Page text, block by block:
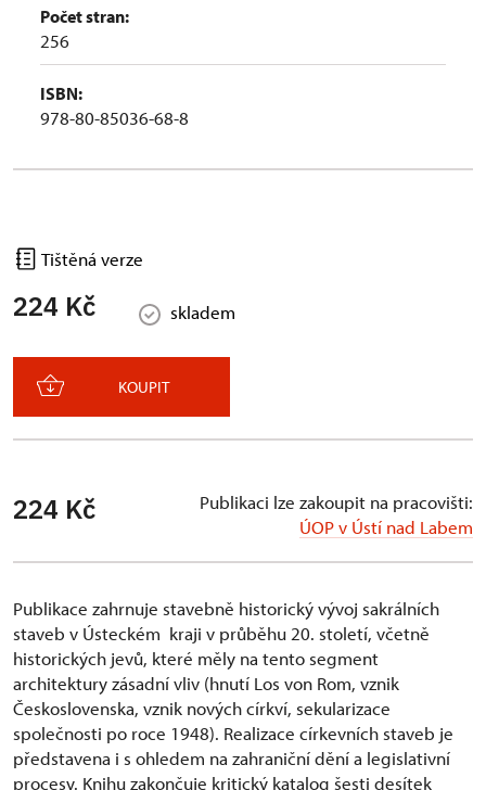
Počet stran:
256
ISBN:
978-80-85036-68-8
Tištěná verze
224 Kč skladem
KOUPIT
224 Kč
Publikaci lze zakoupit na pracovišti:
ÚOP v Ústí nad Labem
Publikace zahrnuje stavebně historický vývoj sakrálních
staveb v Ústeckém kraji v průběhu 20. století, včetně
historických jevů, které měly na tento segment
architektury zásadní vliv (hnutí Los von Rom, vznik
Československa, vznik nových církví, sekularizace
společnosti po roce 1948). Realizace církevních staveb je
představena i s ohledem na zahraniční dění a legislativní
procesy. Knihu zakončuje kritický katalog šesti desítek